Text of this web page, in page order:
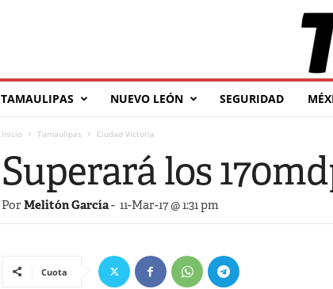
TAMAULIPAS NUEVO LEÓN SEGURIDAD
Inicio Tamaulipas Ciudad Victoria
Superará los
PorMelitón García- 11-Mar-17 @ 1:31 pm
Cuota